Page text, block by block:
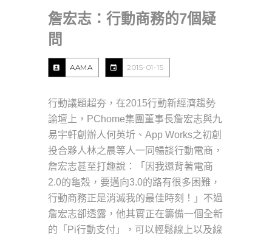
詹宏志：行動商務的7個疑
問
AAMA 2015-01-15
行動議題超夯，在2015行動新經濟趨勢
論壇上，PChome集團董事長詹宏志與九
易宇軒創辦人何英圻、App Works之初創
投合夥人林之晨等人一同暢談行動電商，
詹宏志甚至打趣說：「因我還背著電商
2.0的龜殼，要邁向3.0的路有很多困難，
行動商務正是消滅我的最佳時刻！」不過
詹宏志卻透露，他其實正在籌備一個全新
的「Pi行動支付」，可以輕鬆線上以及線